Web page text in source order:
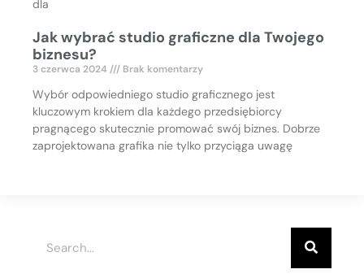
dla
Jak wybrać studio graficzne dla Twojego
biznesu?
3 czerwca 2024 Brak komentarzy
Wybór odpowiedniego studio graficznego jest
kluczowym krokiem dla każdego przedsiębiorcy
pragnącego skutecznie promować swój biznes. Dobrze
zaprojektowana grafika nie tylko przyciąga uwagę